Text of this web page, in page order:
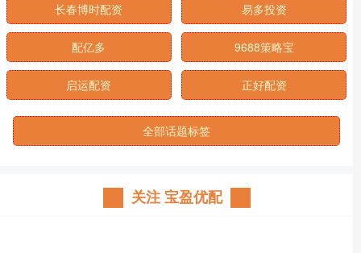
长春博时配资 易多投资
配亿多 9688策略宝
启运配资 正好配资
全部话题标签
关注 宝盈优配